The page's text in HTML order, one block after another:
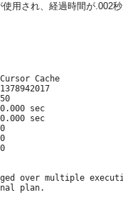
用され、経過時間が.002秒
Cache
sec
sec
over multiple
plan.